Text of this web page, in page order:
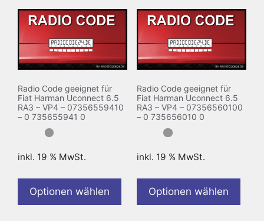
Radio Code geeignet für
Fiat Harman Uconnect 6.5
RA3 – VP4 – 07356559410
– 0 735655941 0
inkl. 19 % MwSt.
Optionen wählen
Radio Code geeignet für
Fiat Harman Uconnect 6.5
RA3 – VP4 – 07356560100
– 0 735656010 0
inkl. 19 % MwSt.
Optionen wählen